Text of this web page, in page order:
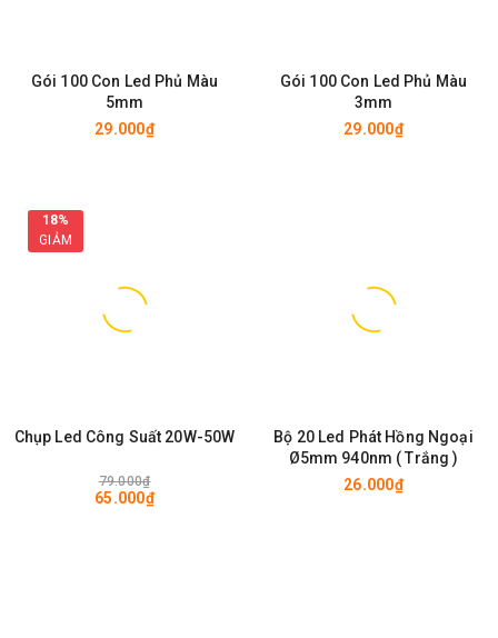
Gói 100 Con Led Phủ Màu
5mm
29.000₫
Gói 100 Con Led Phủ Màu
3mm
29.000₫
18%
GIẢM
Chụp Led Công Suất 20W-50W
79.000₫
65.000₫
Bộ 20 Led Phát Hồng Ngoại
Ø5mm 940nm ( Trắng )
26.000₫